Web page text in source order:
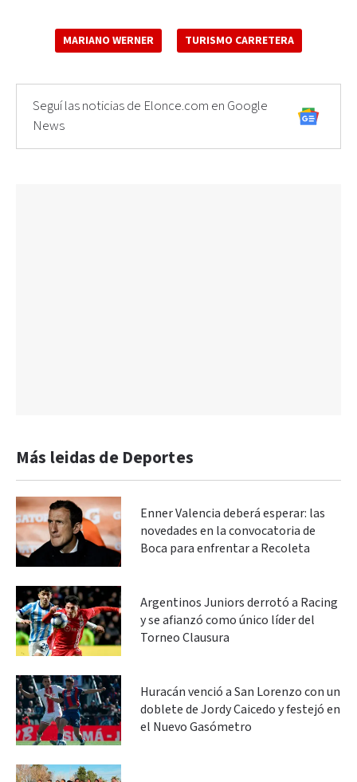
MARIANO WERNER TURISMO CARRETERA
Seguí las noticias de Elonce.com en Google
News
Más leidas de Deportes
Enner Valencia deberá esperar: las
novedades en la convocatoria de
Boca para enfrentar a Recoleta
Argentinos Juniors derrotó a Racing
y se afianzó como único líder del
Torneo Clausura
Huracán venció a San Lorenzo con un
doblete de Jordy Caicedo y festejó en
el Nuevo Gasómetro